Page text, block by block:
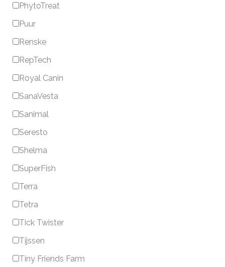
PhytoTreat
Puur
Renske
RepTech
Royal Canin
SanaVesta
Sanimal
Seresto
Shelma
SuperFish
Terra
Tetra
Tick Twister
Tijssen
Tiny Friends Farm